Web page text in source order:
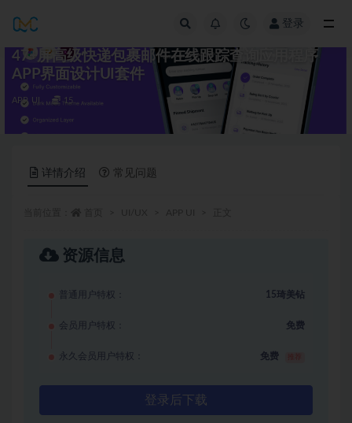
登录
47+屏高级快递包裹邮件在线跟踪查询应用程序
APP界面设计UI套件
APP UI 15
详情介绍 常见问题
资源信息
普通用户特权： 15琦美钻
会员用户特权： 免费
永久会员用户特权： 免费
登录后下载